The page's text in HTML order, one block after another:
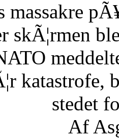
massakre
skÃ¦rmen
katastrofe,
stedet
Af